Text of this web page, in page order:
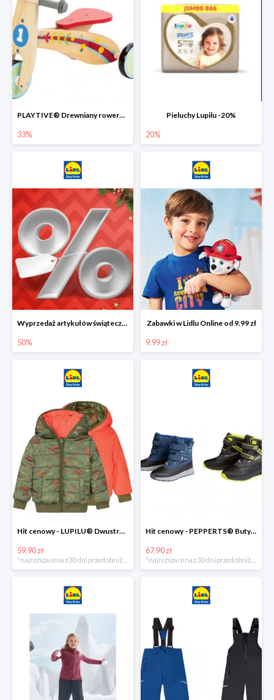
PLAYTIVE® Drewniany rowerek biegowy -33%
33%
Pieluchy Lupilu -20%
20%
Wyprzedaż artykułów świątecznych w Lidlu Online
50%
Zabawki w Lidlu Online od 9.99 zł
9.99 zł
Hit cenowy - LUPILU® Dwustronna kurtka dziecięca z polarem
59.90 zł
*najniższa cena z 30 dni przed obniżką
Hit cenowy - PEPPERTS® Buty zimowe chłopięce
67.90 zł
*najniższa cena z 30 dni przed obniżką